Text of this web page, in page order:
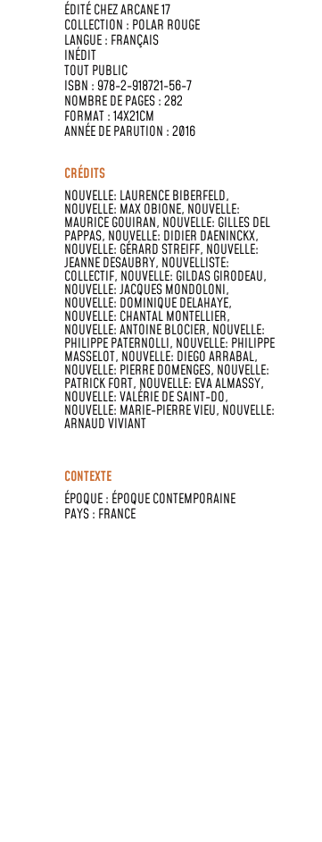
ÉDITÉ CHEZARCANE 17
COLLECTION : POLAR ROUGE
LANGUE : FRANÇAIS
INÉDIT
TOUT PUBLIC
ISBN : 978-2-918721-56-7
NOMBRE DE PAGES : 282
FORMAT : 14X21CM
ANNÉE DE PARUTION : 2016
CRÉDITS
NOUVELLE: LAURENCE BIBERFELD,
NOUVELLE: MAX OBIONE, NOUVELLE:
MAURICE GOUIRAN, NOUVELLE: GILLES DEL
PAPPAS, NOUVELLE: DIDIER DAENINCKX,
NOUVELLE: GÉRARD STREIFF, NOUVELLE:
JEANNE DESAUBRY, NOUVELLISTE:
COLLECTIF, NOUVELLE: GILDAS GIRODEAU,
NOUVELLE: JACQUES MONDOLONI,
NOUVELLE: DOMINIQUE DELAHAYE,
NOUVELLE: CHANTAL MONTELLIER,
NOUVELLE: ANTOINE BLOCIER, NOUVELLE:
PHILIPPE PATERNOLLI, NOUVELLE: PHILIPPE
MASSELOT, NOUVELLE: DIEGO ARRABAL,
NOUVELLE: PIERRE DOMENGES, NOUVELLE:
PATRICK FORT, NOUVELLE: EVA ALMASSY,
NOUVELLE: VALÉRIE DE SAINT-DO,
NOUVELLE: MARIE-PIERRE VIEU, NOUVELLE:
ARNAUD VIVIANT
CONTEXTE
ÉPOQUE : ÉPOQUE CONTEMPORAINE
PAYS : FRANCE